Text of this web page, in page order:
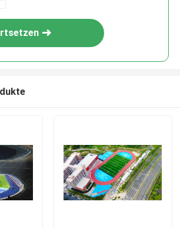
zertifiziert und schlüsselfertige
Lösungen.